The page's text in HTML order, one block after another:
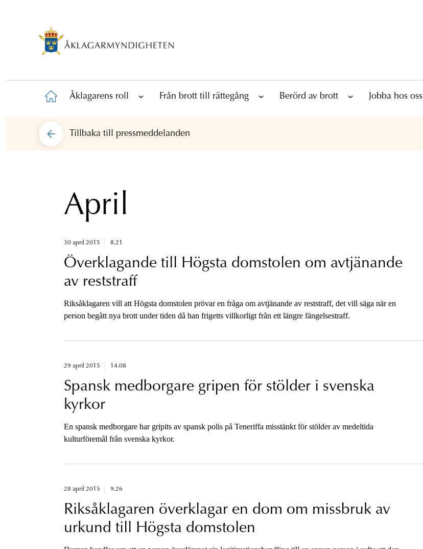
Åklagarens roll Från brott till rättegång Berörd av brott Jobba hos oss
Tillbaka till pressmeddelanden
April
30 april 2015 8.21
Överklagande till Högsta domstolen om avtjänande
av reststraff
Riksåklagaren vill att Högsta domstolen prövar en fråga om avtjänande av reststraff, det vill säga när en
person begått nya brott under tiden då han frigetts villkorligt från ett längre fängelsestraff.
29 april 2015 14.08
Spansk medborgare gripen för stölder i svenska
kyrkor
En spansk medborgare har gripits av spansk polis på Teneriffa misstänkt för stölder av medeltida
kulturföremål från svenska kyrkor.
28 april 2015 9.26
Riksåklagaren överklagar en dom om missbruk av
urkund till Högsta domstolen